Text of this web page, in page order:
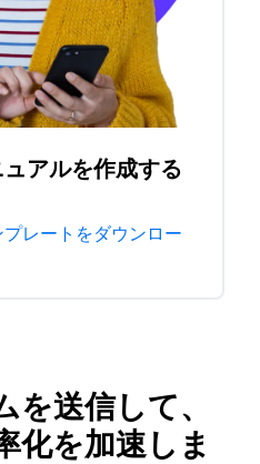
アルを作成する
レートをダウンロー
を送信して、
化を加速しま